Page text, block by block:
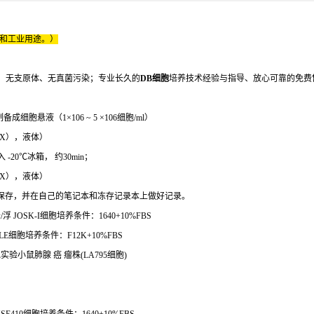
工业用途。）
无支原体、无真菌污染；专业长久的DB细胞培养技术经验与指导、放心可靠的免费
成细胞悬液（1×106 ~ 5 ×106细胞/ml）
，液体）
-20℃冰箱， 约30min；
，液体）
，并在自己的笔记本和冻存记录本上做好记录。
JOSK-I细胞培养条件：1640+10%FBS
细胞培养条件：F12K+10%FBS
验小鼠肺腺 癌 瘤株(LA795细胞)